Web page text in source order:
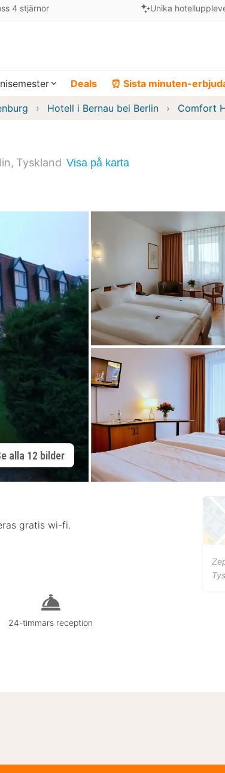
4 stjärnor Unika
Deals ⏰ Sista minuten-
Hotell i Bernau bei Berlin Comfort
Tyskland Visa på karta
alla 12 bilder
gratis wi-fi.
24-timmars reception